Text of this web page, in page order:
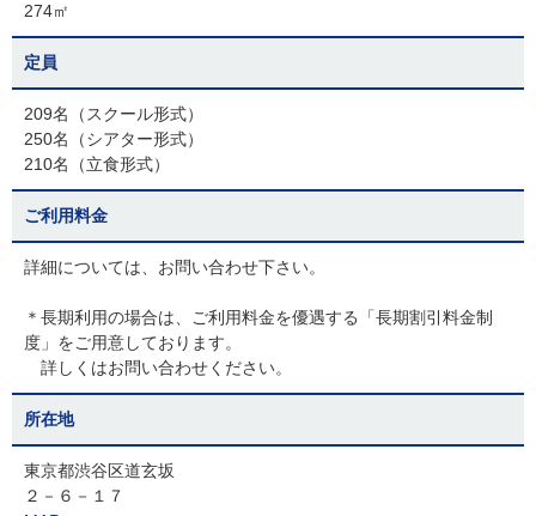
274㎡
定員
209名（スクール形式）
250名（シアター形式）
210名（立食形式）
ご利用料金
詳細については、お問い合わせ下さい。
＊長期利用の場合は、ご利用料金を優遇する「長期割引料金制
度」をご用意しております。
詳しくはお問い合わせください。
所在地
東京都渋谷区道玄坂
２－６－１７